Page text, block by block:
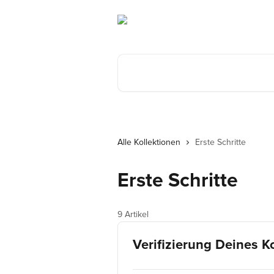
Alle Kollektionen Erste Schritte
Erste Schritte
9 Artikel
Verifizierung Deines